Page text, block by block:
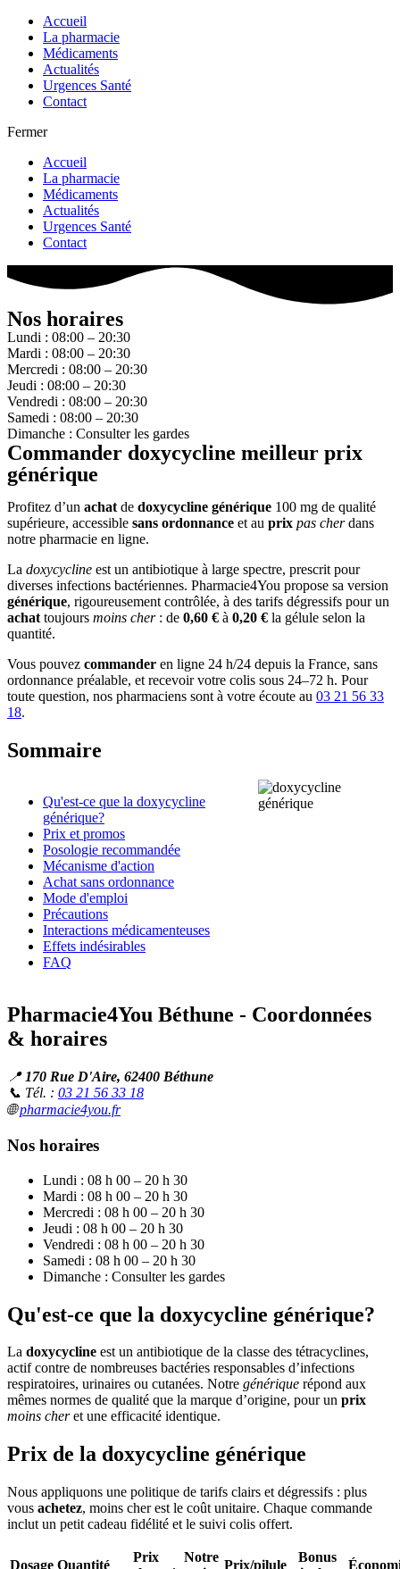
Accueil
La pharmacie
Médicaments
Actualités
Urgences Santé
Contact
Fermer
Accueil
La pharmacie
Médicaments
Actualités
Urgences Santé
Contact
Nos horaires
Lundi : 08:00 – 20:30
Mardi : 08:00 – 20:30
Mercredi : 08:00 – 20:30
Jeudi : 08:00 – 20:30
Vendredi : 08:00 – 20:30
Samedi : 08:00 – 20:30
Dimanche : Consulter les gardes
Commander doxycycline meilleur prix
générique
Profitez d’un achat de doxycycline générique 100 mg de qualité
supérieure, accessible sans ordonnance et au prix pas cherdans
notre pharmacie en ligne.
La doxycycline est un antibiotique à large spectre, prescrit pour
diverses infections bactériennes. Pharmacie4You propose sa version
générique, rigoureusement contrôlée, à des tarifs dégressifs pour un
achat toujours moins cher: de 0,60 € à 0,20 € la gélule selon la
quantité.
Vous pouvez commander en ligne 24 h/24 depuis la France, sans
ordonnance préalable, et recevoir votre colis sous 24–72 h. Pour
toute question, nos pharmaciens sont à votre écoute au 03 21 56 33
18.
Sommaire
Qu'est-ce que la doxycycline
générique?
Prix et promos
Posologie recommandée
Mécanisme d'action
Achat sans ordonnance
Mode d'emploi
Précautions
Interactions médicamenteuses
Effets indésirables
FAQ
Pharmacie4You Béthune - Coordonnées
& horaires
📍 170 Rue D'Aire, 62400 Béthune
📞 Tél. : 03 21 56 33 18
🌐pharmacie4you.fr
Nos horaires
Lundi : 08 h 00 – 20 h 30
Mardi : 08 h 00 – 20 h 30
Mercredi : 08 h 00 – 20 h 30
Jeudi : 08 h 00 – 20 h 30
Vendredi : 08 h 00 – 20 h 30
Samedi : 08 h 00 – 20 h 30
Dimanche : Consulter les gardes
Qu'est-ce que la doxycycline générique?
La doxycycline est un antibiotique de la classe des tétracyclines,
actif contre de nombreuses bactéries responsables d’infections
respiratoires, urinaires ou cutanées. Notre générique répond aux
mêmes normes de qualité que la marque d’origine, pour un prix
moins cheret une efficacité identique.
Prix de la doxycycline générique
Nous appliquons une politique de tarifs clairs et dégressifs : plus
vous achetez, moins cher est le coût unitaire. Chaque commande
inclut un petit cadeau fidélité et le suivi colis offert.
Dosage Quantité
Prix
Notre
Prix/pilule
Bonus